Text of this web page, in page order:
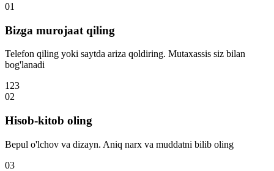
01
Bizga murojaat qiling
Telefon qiling yoki saytda ariza qoldiring. Mutaxassis siz bilan
bog'lanadi
123
02
Hisob-kitob oling
Bepul o'lchov va dizayn. Aniq narx va muddatni bilib oling
03